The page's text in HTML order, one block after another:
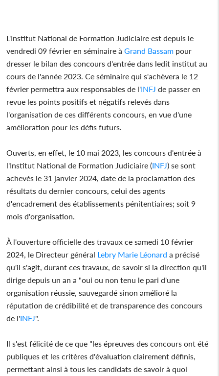
L'Institut National de Formation Judiciaire est depuis le
vendredi 09 février en séminaire àGrand Bassam pour
dresser le bilan des concours d'entrée dans ledit institut au
cours de l'année 2023. Ce séminaire qui s'achèvera le 12
février permettra aux responsables de l'INFJ de passer en
revue les points positifs et négatifs relevés dans
l'organisation de ces différents concours, en vue d'une
amélioration pour les défis futurs.
Ouverts, en effet, le 10 mai 2023, les concours d'entrée à
l'Institut National de Formation Judiciaire (INFJ) se sont
achevés le 31 janvier 2024, date de la proclamation des
résultats du dernier concours, celui des agents
d'encadrement des établissements pénitentiaires; soit 9
mois d'organisation.
À l'ouverture officielle des travaux ce samedi 10 février
2024, le Directeur général Lebry Marie Léonard a précisé
qu'il s'agit, durant ces travaux, de savoir si la direction qu'il
dirige depuis un an a "oui ou non tenu le pari d'une
organisation réussie, sauvegardé sinon amélioré la
réputation de crédibilité et de transparence des concours
de l'INFJ".
Il s'est félicité de ce que "les épreuves des concours ont été
publiques et les critères d'évaluation clairement définis,
permettant ainsi à tous les candidats de savoir à quoi